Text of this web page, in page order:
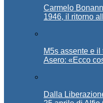
Carmelo
1946, il ritorno
M5s assente e
Asero: «Ecco
Dalla